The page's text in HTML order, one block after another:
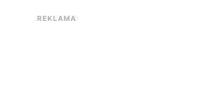
REKLAMA